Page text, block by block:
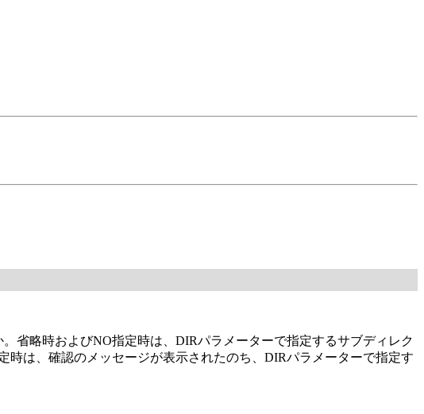
省略時およびNO指定時は、DIRパラメーターで指定するサブディレク
時は、確認のメッセージが表示されたのち、DIRパラメーターで指定す